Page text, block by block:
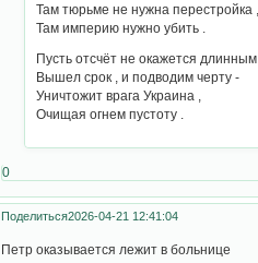
Там тюрьме не нужна перестройка ,
Там империю нужно убить .
Пусть отсчёт не окажется длинным ,
Вышел срок , и подводим черту -
Уничтожит врага Украина ,
Очищая огнем пустоту .
0
Поделиться2026-04-21 12:41:04
Петр оказывается лежит в больнице